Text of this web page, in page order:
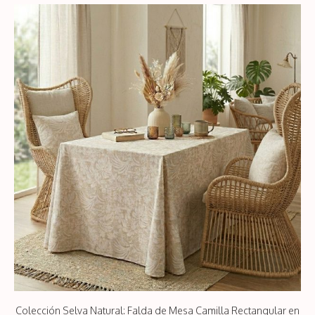
hasta
12,98€
Colección Selva Natural: Falda de Mesa Camilla Rectangular en